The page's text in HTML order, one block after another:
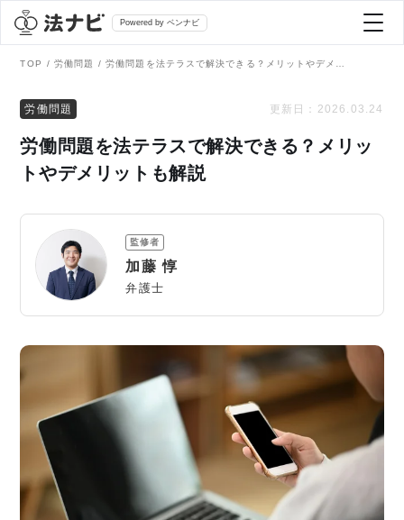
Powered by ベンナビ
全て
刑事事件
債務整理
交通事故
労働問題
弁護士を探す
AI Search Premium
掲載をご検討の弁護士の方へ
TOP 労働問題
労働問題 更新日： 2026.03.24
労働問題を法テラスで解決できる？メリッ
トやデメリットも解説
監修者
加藤 惇
弁護士